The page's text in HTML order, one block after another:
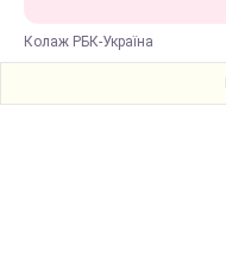
Колаж РБК-Україна